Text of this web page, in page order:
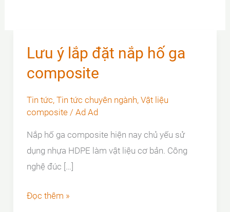
Lưu ý lắp đặt nắp hố ga
composite
Tin tức, Tin tức chuyên ngành, Vật liệu
composite/ Ad Ad
Nắp hố ga composite hiện nay chủ yếu sử
dụng nhựa HDPE làm vật liệu cơ bản. Công
nghệ đúc […]
Lưu
Đọc thêm »